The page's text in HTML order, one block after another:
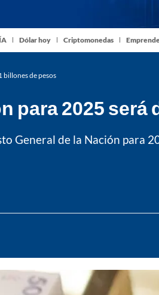
Dólar hoy Criptomonedas
billones de pesos
para 2025 será
de la Nación para